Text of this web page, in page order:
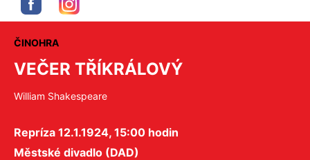
ČINOHRA
VEČER TŘÍKRÁLOVÝ
William Shakespeare
Repríza 12.1.1924, 15:00 hodin
Městské divadlo (DAD)